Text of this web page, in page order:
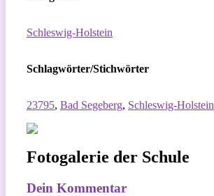
Schleswig-Holstein
Schlagwörter/Stichwörter
23795, Bad Segeberg, Schleswig-Holstein
Fotogalerie der Schule
Dein Kommentar